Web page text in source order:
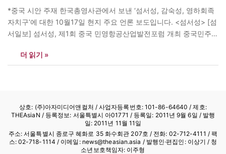
*중국 시안 주재 한국총영사관에서 보낸 ‘섬서성, 감숙성, 영하회족
자치구’에 대한 10월17일 현지 주요 언론 보도입니다. <섬서성> [섬
서일보] 섬서성, 제1회 중국 민영항공산업발전포럼 개최 중국민주건
업발전포럼’이 섬서성 시안閻良항공산업기지에서 개최되어 陳昌智
全國人大常委會 부위원장?민주건국회 주석, 趙正永섬서성 성장이
더 읽기 »
상호: (주)아자미디어앤컬처 /사업자등록번호: 101-86-64640 / 제호:
THEAsiaN / 등록정보: 서울특별시 아01771 / 등록일: 2011년 9월 6일 / 발행
일: 2011년 11월 11일
주소: 서울특별시 종로구 혜화로 35 화수회관 207호 / 전화: 02-712-4111 / 팩
스: 02-718-1114 / 이메일: news@theasian.asia / 발행인·편집인: 이상기 / 청
소년보호책임자: 이주형